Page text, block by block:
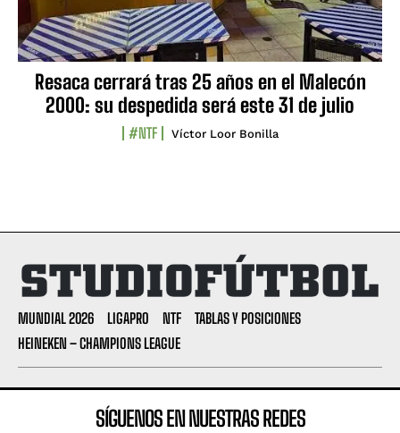
Resaca cerrará tras 25 años en el Malecón
2000: su despedida será este 31 de julio
#NTF Víctor Loor Bonilla
MUNDIAL 2026 LIGAPRO NTF
TABLAS Y POSICIONES
HEINEKEN – CHAMPIONS LEAGUE
SÍGUENOS EN NUESTRAS REDES